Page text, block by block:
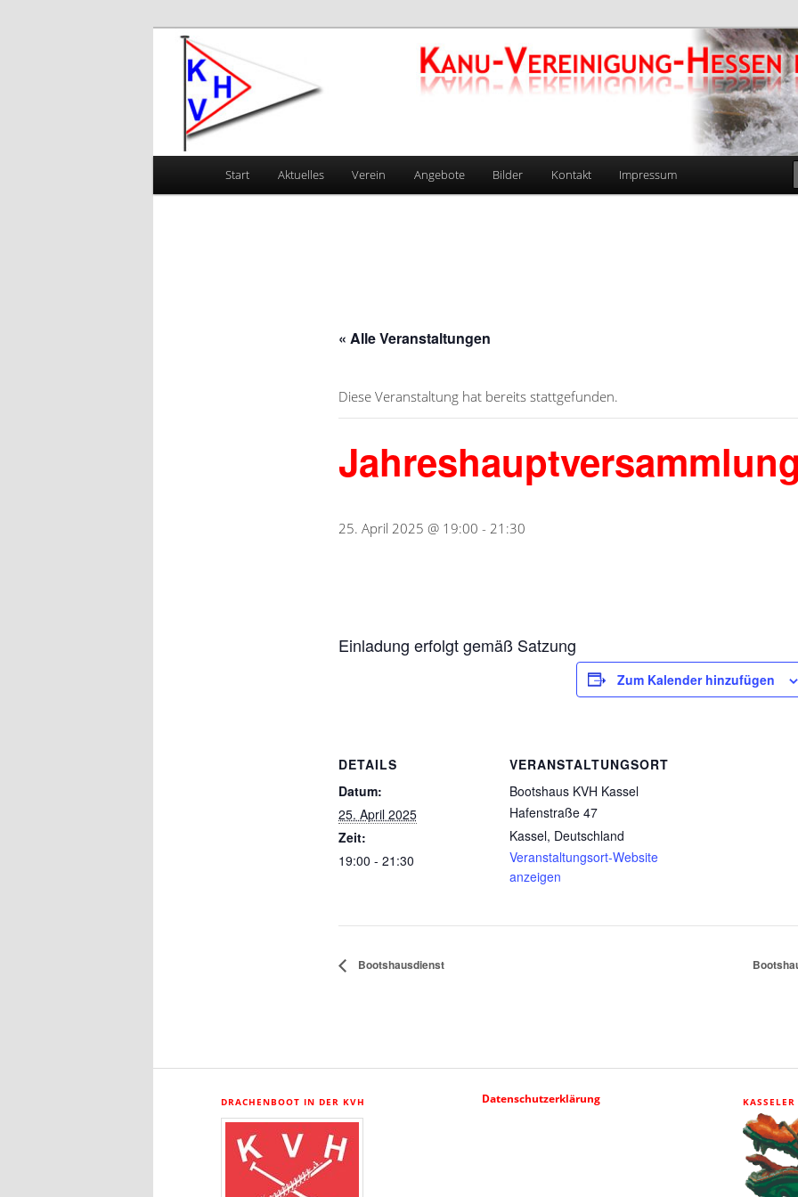
Kanu-Vereinigung-Hessen e.V. 1924
Start Aktuelles Verein Angebote Bilder Kontakt Impressum
« Alle Veranstaltungen
Diese Veranstaltung hat bereits stattgefunden.
25. April 2025 @ 19:00 - 21:30
Einladung erfolgt gemäß Satzung
Zum Kalender hinzufügen
DETAILS
Datum:
25. April 2025
Zeit:
19:00 - 21:30
VERANSTALTUNGSORT
Bootshaus KVH Kassel
Hafenstraße 47
Kassel, Deutschland
Veranstaltungsort-Website
anzeigen
Bootshausdienst
DRACHENBOOT IN DER KVH Datenschutzerklärung